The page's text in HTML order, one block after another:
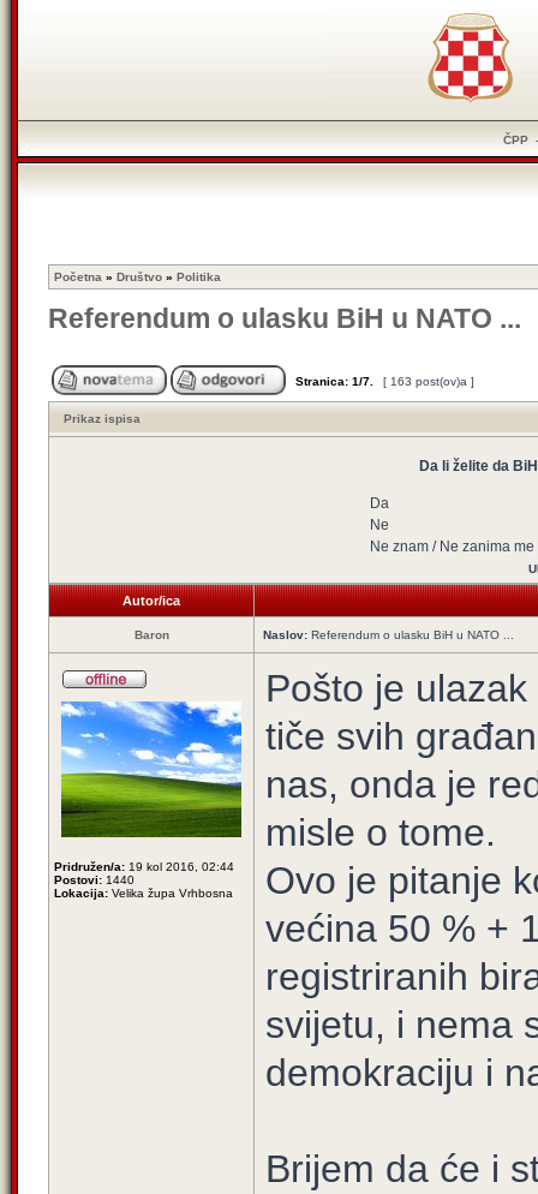
ČPP
Početna » Društvo » Politika
Referendum o ulasku BiH u NATO ...
Stranica: 1/7 [ 163 post(ov)a ]
Prikaz ispisa
Da li želite da
Da
Ne
Ne znam / Ne zanima me
Autor/ica
Baron Naslov: Referendum o ulasku BiH u NATO ...
Pridružen/a: 19 kol 2016, 02:44
Postovi: 1440
Lokacija: Velika župa Vrhbosna
Pošto je
tiče svih
nas, onda je
misle o tome.
Ovo je pitanje
većina 50 % +
registriranih
svijetu, i nema
demokraciju i
Brijem da će i